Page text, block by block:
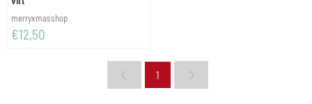
Merk:
merryxmasshop
Prijs: 12,50
€12,50
1